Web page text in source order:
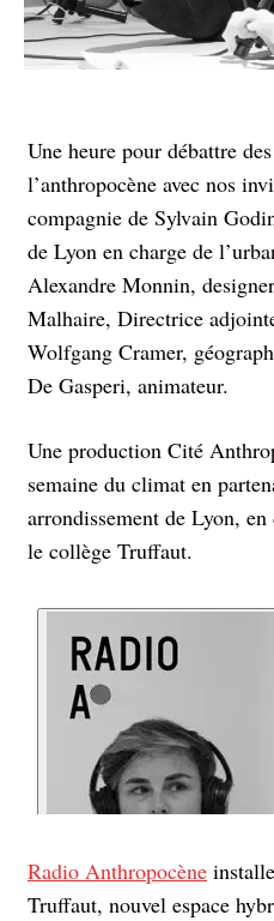
Une heure pour débattre
l’anthropocène avec nos
compagnie de Sylvain
de Lyon en charge de
Alexandre Monnin,
Malhaire, Directrice
Wolfgang Cramer,
De Gasperi, animateur.
Une production Cité
semaine du climat en
arrondissement de Lyon,
le collège Truffaut.
Radio Anthropocène
Truffaut, nouvel espace